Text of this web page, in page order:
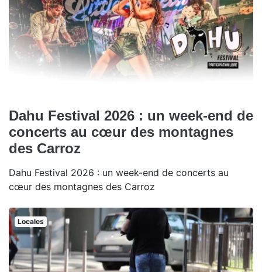
Dahu Festival 2026 : un week-end de
concerts au cœur des montagnes
des Carroz
Dahu Festival 2026 : un week-end de concerts au
cœur des montagnes des Carroz
Locales